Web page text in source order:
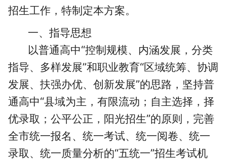
招生工作，特制定本方案。
一、指导思想
以普通高中“控制规模、内涵发展，分类
指导、多样发展”和职业教育“区域统筹、协调
发展、扶强办优、创新发展”的思路，坚持普
通高中“县域为主，有限流动；自主选择，择
优录取；公平公正，阳光招生”的原则，完善
全市统一报名、统一考试、统一阅卷、统一
录取、统一质量分析的“五统一”招生考试机